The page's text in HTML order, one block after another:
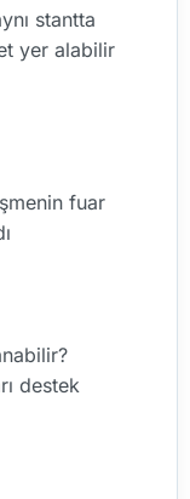
stantta
yer alabilir
fuar
destek